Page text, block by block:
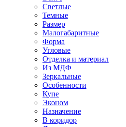
Светлые
Темные
Размер
Малогабаритные
Форма
Угловые
Отделка и материал
Из МДФ
Зеркальные
Особенности
Купе
Эконом
Назначение
В коридор